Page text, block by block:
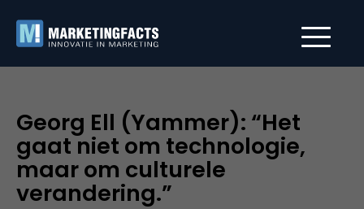
Georg Ell (Yammer): “Het
gaat niet om technologie,
maar om culturele
verandering.”